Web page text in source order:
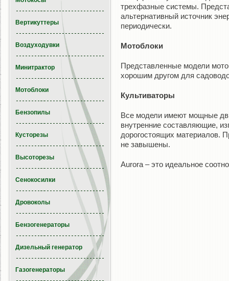
трехфазные системы.
альтернативный источник
периодически.
Мотоблоки
Представленные модели
хорошим другом для
Культиваторы
Все модели имеют мощные
внутренние составляющие,
дорогостоящих материалов.
не завышены.
Aurora – это идеальное
Вертикуттеры
Воздуходувки
Минитрактор
Мотоблоки
Бензопилы
Кусторезы
Высоторезы
Сенокосилки
Дровоколы
Бензогенераторы
Дизельный генератор
Газогенераторы